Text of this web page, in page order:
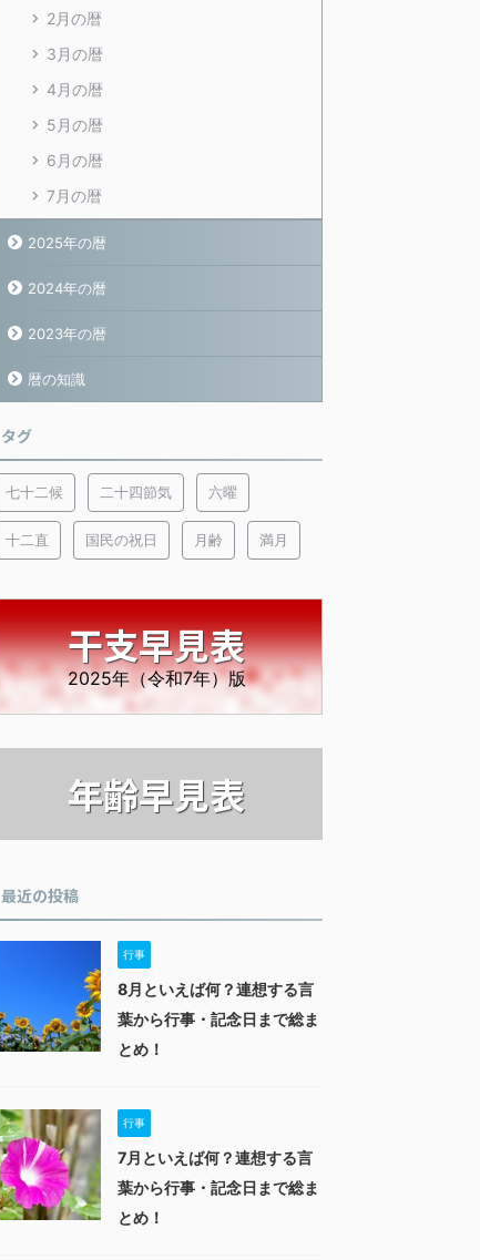
2月の暦
3月の暦
4月の暦
5月の暦
6月の暦
7月の暦
2025年の暦
2024年の暦
2023年の暦
暦の知識
タグ
七十二候 二十四節気 六曜
十二直 国民の祝日 月齢 満月
干支早見表
2025年（令和7年）版
年齢早見表
最近の投稿
行事
8月といえば何？連想する言
葉から行事・記念日まで総ま
とめ！
行事
7月といえば何？連想する言
葉から行事・記念日まで総ま
とめ！